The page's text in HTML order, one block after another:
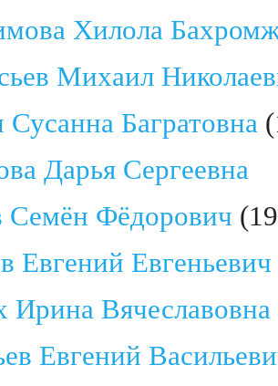
Хилола
Михаил
Сусанна Багратовна
Дарья Сергеевна
Семён Фёдорович
Евгений Евгеньевич
Ирина Вячеславовна
Евгений